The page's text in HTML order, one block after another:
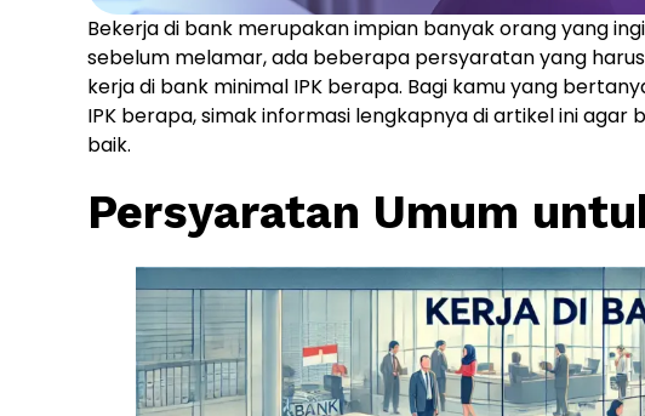
Bekerja di bank merupakan impian banyak orang yang
sebelum melamar, ada beberapa persyaratan yang
kerja di bank minimal IPK berapa. Bagi kamu yang
IPK berapa, simak informasi lengkapnya di artikel ini agar
baik.
Persyaratan Umum